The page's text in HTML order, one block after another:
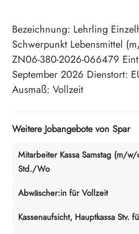
Bezeichnung: Lehrling
Schwerpunkt Lebensmittel
ZN06-380-2026-066479
September 2026 Dienstort:
Ausmaß: Vollzeit
Weitere Jobangebote von Spar
Mitarbeiter Kassa Samstag (m/
Std./Wo
Abwäscher:in für Vollzeit
Kassenaufsicht, Hauptkassa Stv.